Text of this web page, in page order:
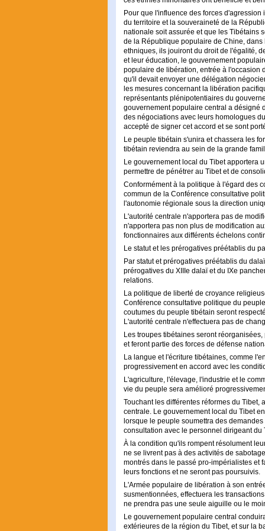
Pour que l'influence des forces
du territoire et la souveraineté de la
nationale soit assurée et que les Tibétains
de la République populaire de Chine,
ethniques, ils jouiront du droit de l'égalité,
et leur éducation, le gouvernement
populaire de libération, entrée à l'occasion
qu'il devait envoyer une délégation
les mesures concernant la libération
représentants plénipotentiaires du
gouvernement populaire central a désigné
des négociations avec leurs homologues
accepté de signer cet accord et se sont
Le peuple tibétain s'unira et chassera les
tibétain reviendra au sein de la grande
Le gouvernement local du Tibet apportera
permettre de pénétrer au Tibet et de
Conformément à la politique à l'égard des
commun de la Conférence consultative
l'autonomie régionale sous la direction
L'autorité centrale n'apportera pas de
n'apportera pas non plus de modification
fonctionnaires aux différents échelons
Le statut et les prérogatives préétablis du
Par statut et prérogatives préétablis du
prérogatives du XIIIe dalaï et du IXe
relations.
La politique de liberté de croyance
Conférence consultative politique du
coutumes du peuple tibétain seront
L'autorité centrale n'effectuera pas de
Les troupes tibétaines seront
et feront partie des forces de défense
La langue et l'écriture tibétaines, comme
progressivement en accord avec les
L'agriculture, l'élevage, l'industrie et le
vie du peuple sera amélioré
Touchant les différentes réformes du
centrale. Le gouvernement local du Tibet
lorsque le peuple soumettra des
consultation avec le personnel dirigeant du
À la condition qu'ils rompent résolument
ne se livrent pas à des activités de
montrés dans le passé pro-impérialistes et
leurs fonctions et ne seront pas poursuivis.
L'Armée populaire de libération à son
susmentionnées, effectuera les
ne prendra pas une seule aiguille ou le
Le gouvernement populaire central
extérieures de la région du Tibet, et sur la